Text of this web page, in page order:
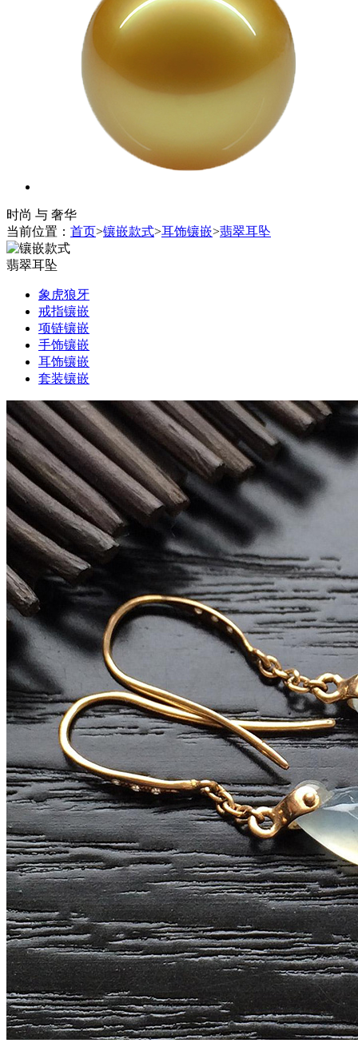
时尚 与 奢华
当前位置： 首页>镶嵌款式>耳饰镶嵌>翡翠耳坠
翡翠耳坠
象虎狼牙
戒指镶嵌
项链镶嵌
手饰镶嵌
耳饰镶嵌
套装镶嵌